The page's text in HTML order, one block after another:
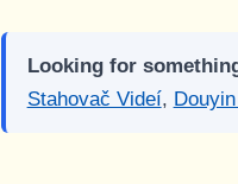
Looking for
Stahovač Videí,